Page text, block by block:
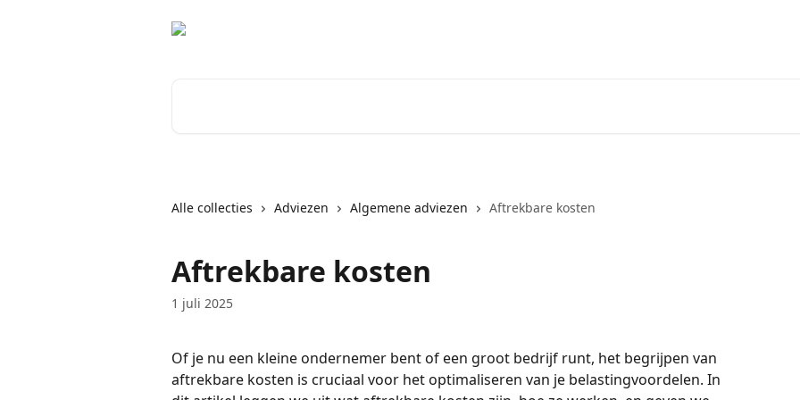
Alle collecties Adviezen Algemene adviezen Aftrekbare kosten
Aftrekbare kosten
1 juli 2025
Of je nu een kleine ondernemer bent of een groot bedrijf runt, het begrijpen van
aftrekbare kosten is cruciaal voor het optimaliseren van je belastingvoordelen. In